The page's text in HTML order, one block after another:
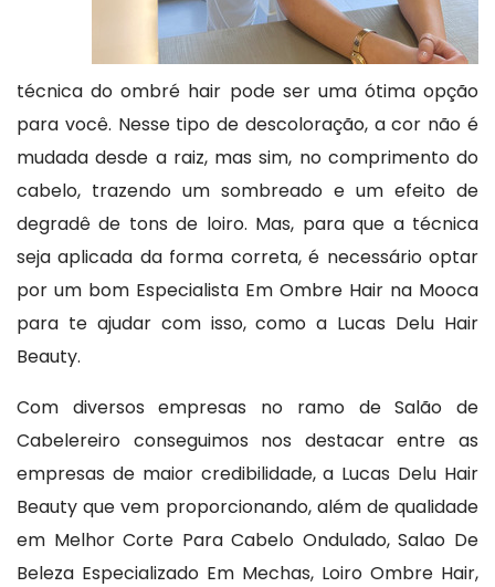
técnica do ombré hair pode ser uma ótima opção
para você. Nesse tipo de descoloração, a cor não é
mudada desde a raiz, mas sim, no comprimento do
cabelo, trazendo um sombreado e um efeito de
degradê de tons de loiro. Mas, para que a técnica
seja aplicada da forma correta, é necessário optar
por um bom Especialista Em Ombre Hair na Mooca
para te ajudar com isso, como a Lucas Delu Hair
Beauty.
Com diversos empresas no ramo de Salão de
Cabelereiro conseguimos nos destacar entre as
empresas de maior credibilidade, a Lucas Delu Hair
Beauty que vem proporcionando, além de qualidade
em Melhor Corte Para Cabelo Ondulado, Salao De
Beleza Especializado Em Mechas, Loiro Ombre Hair,